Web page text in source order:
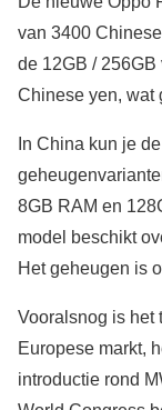
van 3400
de 12GB /
Chinese yen, wat
In China kun je
8GB RAM en
model beschikt
Het geheugen is
Vooralsnog is het
Europese markt,
introductie rond